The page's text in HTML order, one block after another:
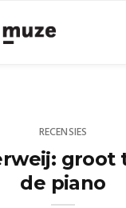
RECENSIES
groot
de piano